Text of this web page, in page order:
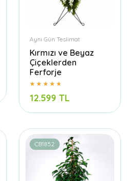
Aynı Gün Teslimat
Kırmızı ve Beyaz
Çiçeklerden
Ferforje
12.599 TL
CB1852